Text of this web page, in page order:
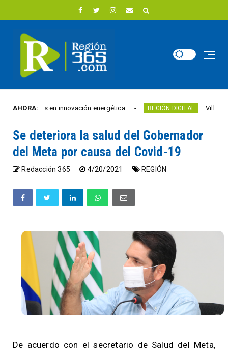
AHORA:
euros en innovación energética REGIÓN DIGITAL Villavicencio
Se deteriora la salud del Gobernador
del Meta por causa del Covid-19
Redacción 365 4/20/2021 REGIÓN
De acuerdo con el secretario de Salud del Meta,